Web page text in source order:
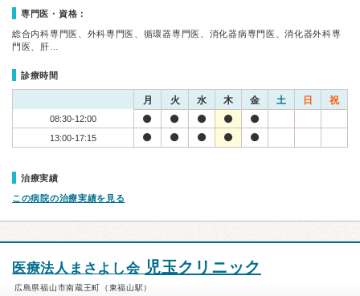
専門医・資格：
総合内科専門医、外科専門医、循環器専門医、消化器病専門医、消化器外科専
門医、肝…
診療時間
月 火 水 木 金 土 日 祝
08:30-12:00
13:00-17:15
治療実績
この病院の治療実績を見る
医療法人まさよし会 児玉クリニック
広島県福山市南蔵王町（東福山駅）